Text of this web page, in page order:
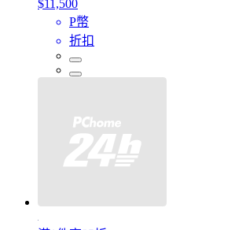
$11,500
P幣
折扣